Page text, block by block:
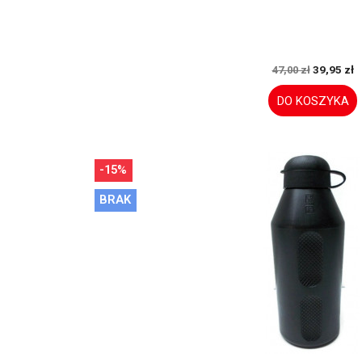
47,00 zł 39,95 zł
DO KOSZYKA
-15%
BRAK